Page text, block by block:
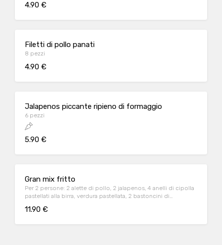
4.90 €
Filetti di pollo panati
8 pezzi
4.90 €
Jalapenos piccante ripieno di formaggio
6 pezzi
5.90 €
Gran mix fritto
Per 2 persone: 2 alette di pollo, 2 jalapenos, 4 anelli di cipolla
pastellati alla birra, verdura pastellata, 2 bastoncini di
11.90 €